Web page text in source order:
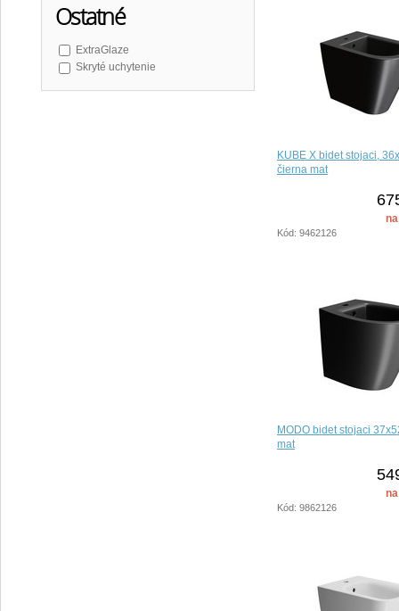
KUBE X COLOR
MODO COLOR
Ostatné
ExtraGlaze
Skryté uchytenie
KUBE X bidet stojaci,
čierna mat
Kód: 9462126
MODO bidet stojaci
mat
Kód: 9862126